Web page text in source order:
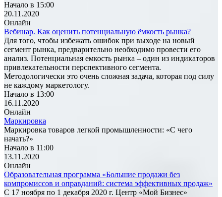
Начало в 15:00
20.11.2020
Онлайн
Вебинар. Как оценить потенциальную ёмкость рынка?
Для того, чтобы избежать ошибок при выходе на новый
сегмент рынка, предварительно необходимо провести его
анализ. Потенциальная емкость рынка – один из индикаторов
привлекательности перспективного сегмента.
Методологически это очень сложная задача, которая под силу
не каждому маркетологу.
Начало в 13:00
16.11.2020
Онлайн
Маркировка
Маркировка товаров легкой промышленности: «С чего
начать?»
Начало в 11:00
13.11.2020
Онлайн
Образовательная программа «Большие продажи без
компромиссов и оправданий: система эффективных продаж»
С 17 ноября по 1 декабря 2020 г. Центр «Мой Бизнес»